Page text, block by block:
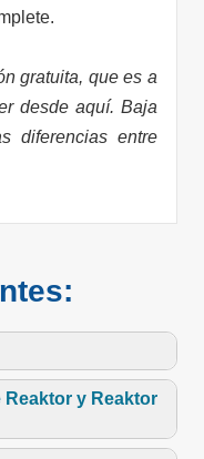
gratuita, que es a
desde aquí. Baja
diferencias entre
Reaktor y Reaktor